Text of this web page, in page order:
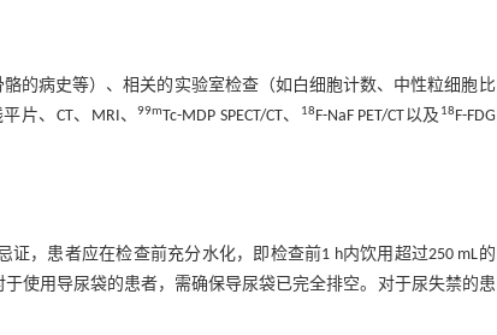
的病史等）、相关的实验室检查（如白细胞计数、中性粒细胞比
片、CT、MRI、
99mTc-MDP SPECT/CT、 18F-NaF PET/CT以及18F-FDG
，患者应在检查前充分水化，即检查前1 h内饮用超过250 mL的
于使用导尿袋的患者，需确保导尿袋已完全排空。对于尿失禁的患